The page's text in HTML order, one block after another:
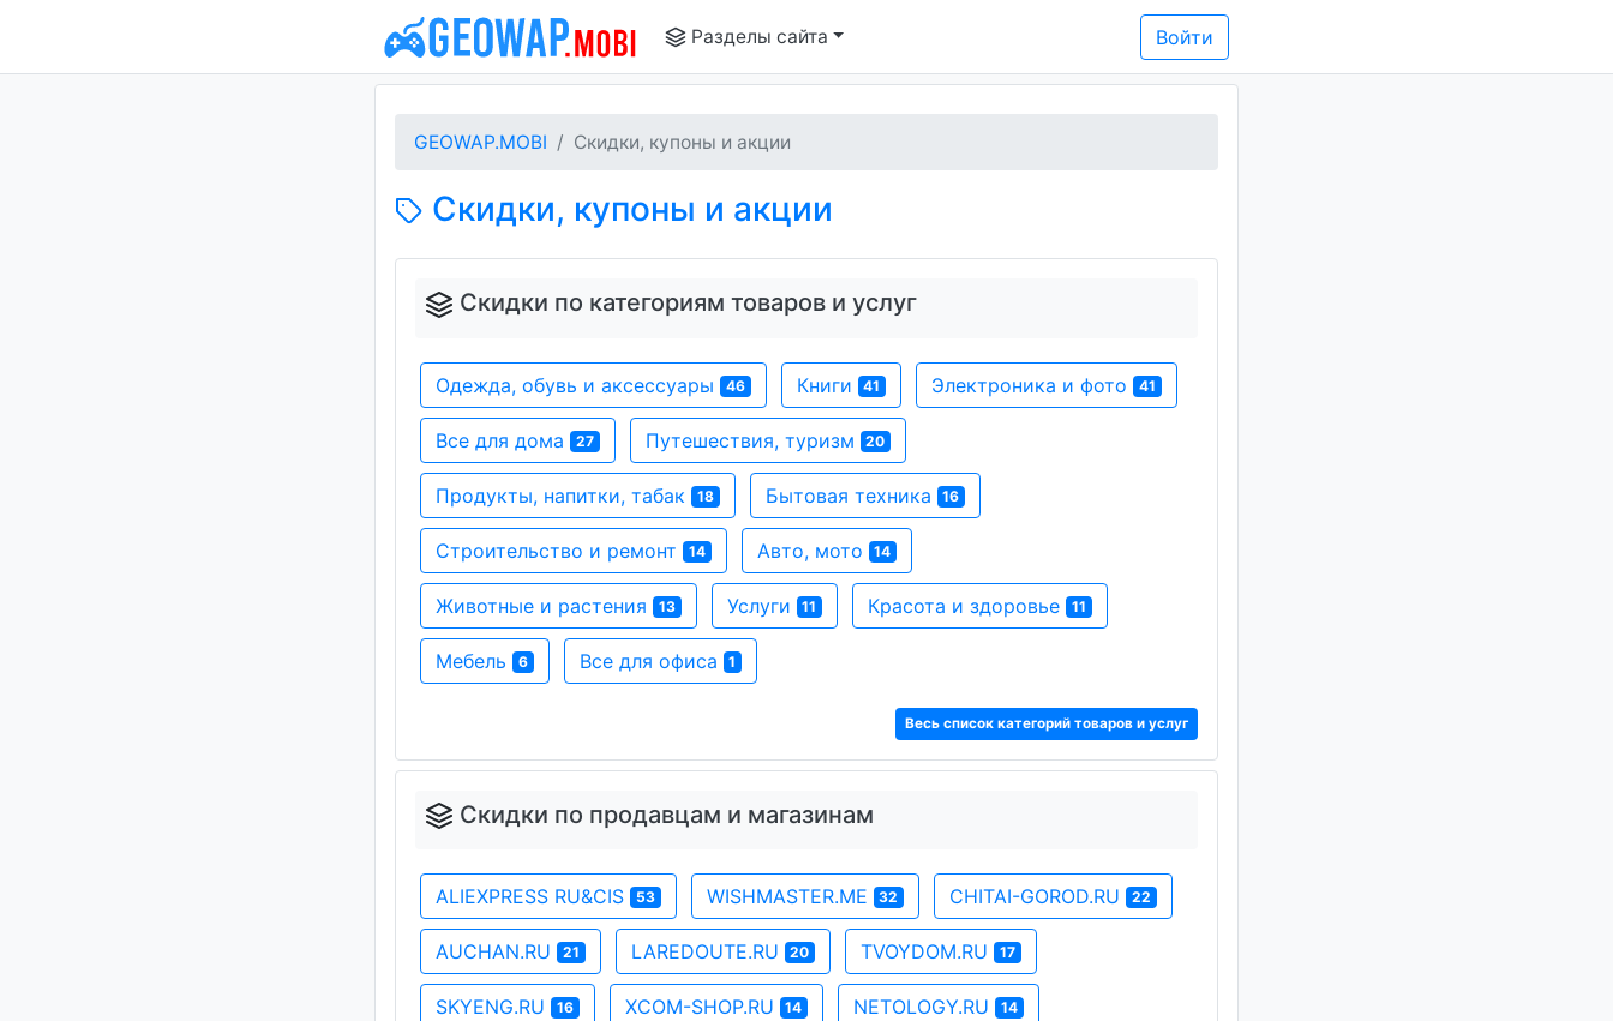
Разделы сайта Войти
GEOWAP.MOBI Скидки, купоны и акции
Скидки, купоны и акции
Скидки по категориям товаров и услуг
Одежда, обувь и аксессуары 46 Книги 41 Электроника и фото 41
Все для дома 27 Путешествия, туризм 20
Продукты, напитки, табак 18 Бытовая техника 16
Строительство и ремонт 14 Авто, мото 14
Животные и растения 13 Услуги 11 Красота и здоровье 11
Мебель 6 Все для офиса 1
Весь список категорий товаров и услуг
Скидки по продавцам и магазинам
ALIEXPRESS RU&CIS 53 WISHMASTER.ME 32 CHITAI-GOROD.RU 22
AUCHAN.RU 21 LAREDOUTE.RU 20 TVOYDOM.RU 17
SKYENG.RU 16 XCOM-SHOP.RU 14 NETOLOGY.RU 14